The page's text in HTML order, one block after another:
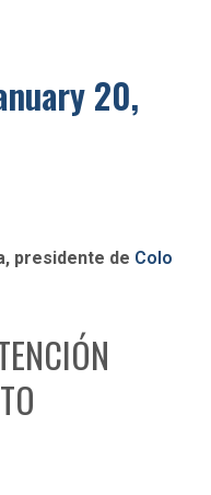
20,
presidente de Colo